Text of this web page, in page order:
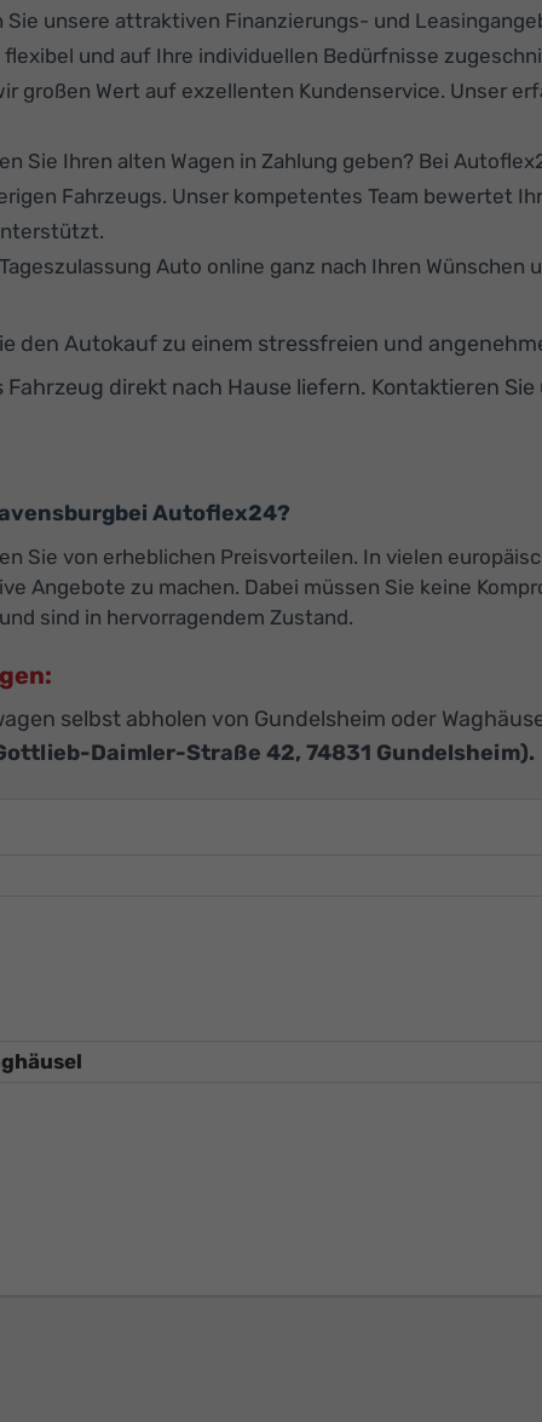
unsere attraktiven Finanzierungs- und
und auf Ihre individuellen Bedürfnisse
großen Wert auf exzellenten Kundenservice. Unser
Sie Ihren alten Wagen in Zahlung geben? Bei
Fahrzeugs. Unser kompetentes Team bewertet
Auto online ganz nach Ihren Wünschen
den Autokauf zu einem stressfreien und
direkt nach Hause liefern. Kontaktieren
Autoflex24?
Sie von erheblichen Preisvorteilen. In vielen
Angebote zu machen. Dabei müssen Sie keine
sind in hervorragendem Zustand.
selbst abholen von Gundelsheim oder
Daimler-Straße 42, 74831 Gundelsheim).